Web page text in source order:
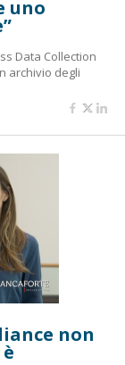
uno
Data Collection
archivio degli
non